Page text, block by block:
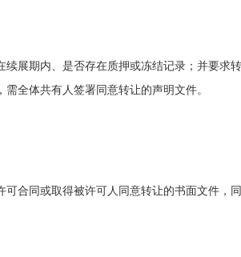
续展期内、是否存在质押或冻结记录；并要求
需全体共有人签署同意转让的声明文件。
合同或取得被许可人同意转让的书面文件，